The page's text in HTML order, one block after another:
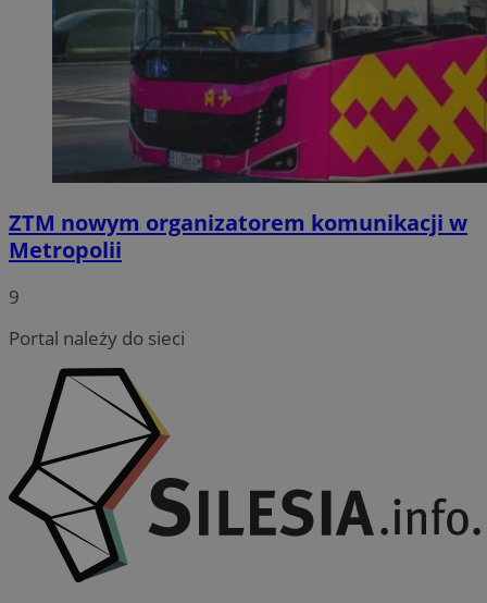
ZTM nowym organizatorem komunikacji w
Metropolii
9
Portal należy do sieci